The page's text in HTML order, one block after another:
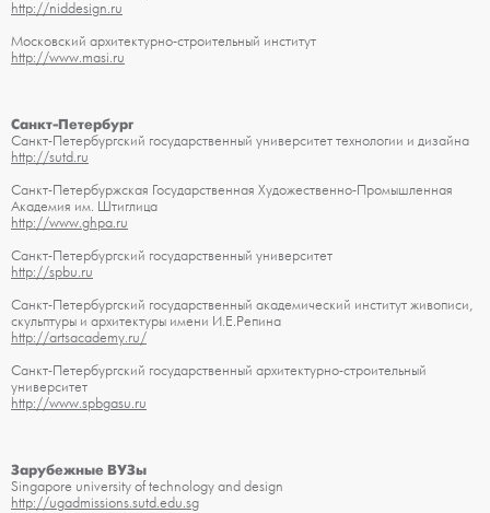
http://niddesign.ru
Московский архитектурно-строительный институт
http://www.masi.ru
Санкт-Петербург
Санкт-Петербургский государственный университет технологии и дизайна
http://sutd.ru
Санкт-Петербуржская Государственная Художественно-Промышленная
Академия им. Штиглица
http://www.ghpa.ru
Санкт-Петербургский государственный университет
http://spbu.ru
Санкт-Петербургский государственный академический институт живописи,
скульптуры и архитектуры имени И.Е.Репина
http://artsacademy.ru/
Санкт-Петербургский государственный архитектурно-строительный
университет
http://www.spbgasu.ru
Зарубежные ВУЗы
Singapore university of technology and design
http://ugadmissions.sutd.edu.sg